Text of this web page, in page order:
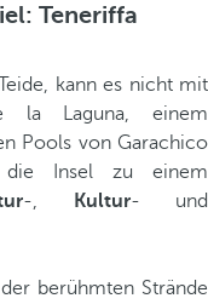
Teneriffa
kann es nicht mit
la Laguna, einem
Pools von Garachico
die Insel zu einem
-, Kultur- und
berühmten Strände